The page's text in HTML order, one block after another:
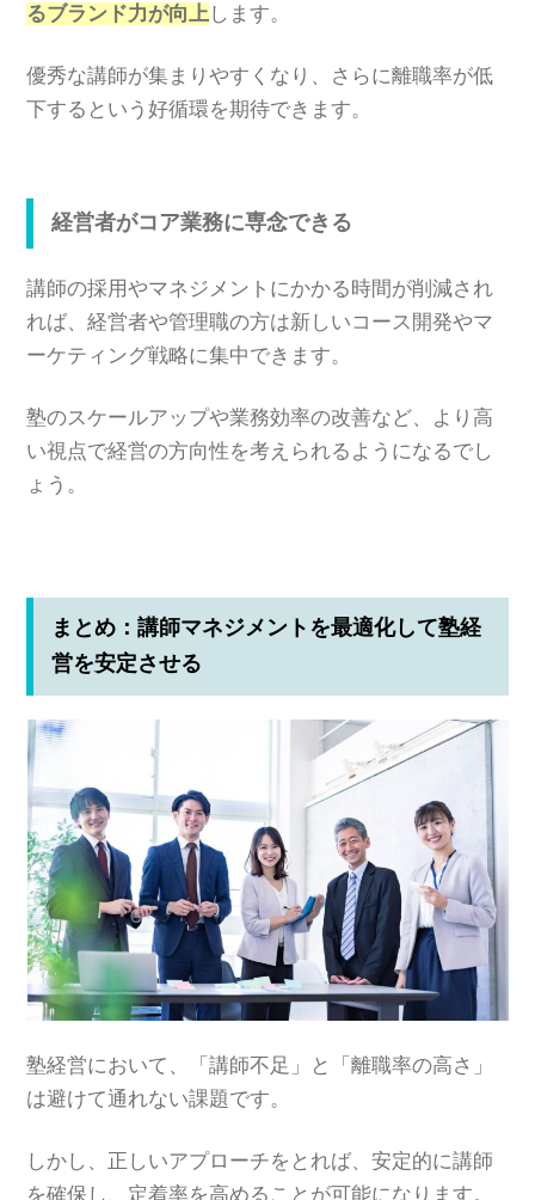
るブランド力が向上します。
優秀な講師が集まりやすくなり、さらに離職率が低
下するという好循環を期待できます。
経営者がコア業務に専念できる
講師の採用やマネジメントにかかる時間が削減され
れば、経営者や管理職の方は新しいコース開発やマ
ーケティング戦略に集中できます。
塾のスケールアップや業務効率の改善など、より高
い視点で経営の方向性を考えられるようになるでし
ょう。
まとめ：講師マネジメントを最適化して塾経
営を安定させる
塾経営において、「講師不足」と「離職率の高さ」
は避けて通れない課題です。
しかし、正しいアプローチをとれば、安定的に講師
を確保し、定着率を高めることが可能になります。